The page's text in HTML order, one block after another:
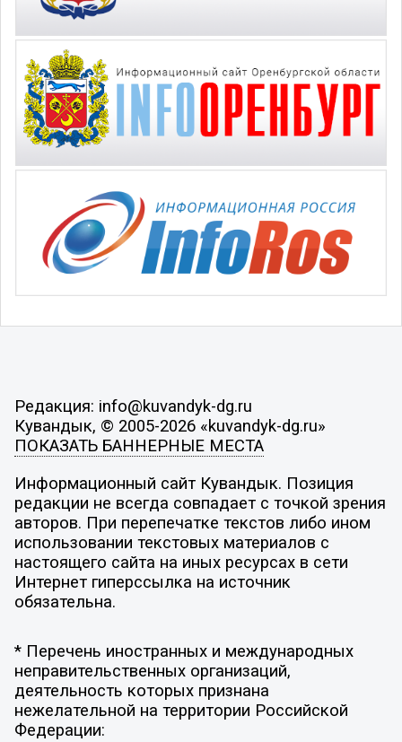
Редакция: info@kuvandyk-dg.ru
Кувандык, © 2005-2026 «kuvandyk-dg.ru»
ПОКАЗАТЬ БАННЕРНЫЕ МЕСТА
Информационный сайт Кувандык. Позиция
редакции не всегда совпадает с точкой зрения
авторов. При перепечатке текстов либо ином
использовании текстовых материалов с
настоящего сайта на иных ресурсах в сети
Интернет гиперссылка на источник
обязательна.
* Перечень иностранных и международных
неправительственных организаций,
деятельность которых признана
нежелательной на территории Российской
Федерации: